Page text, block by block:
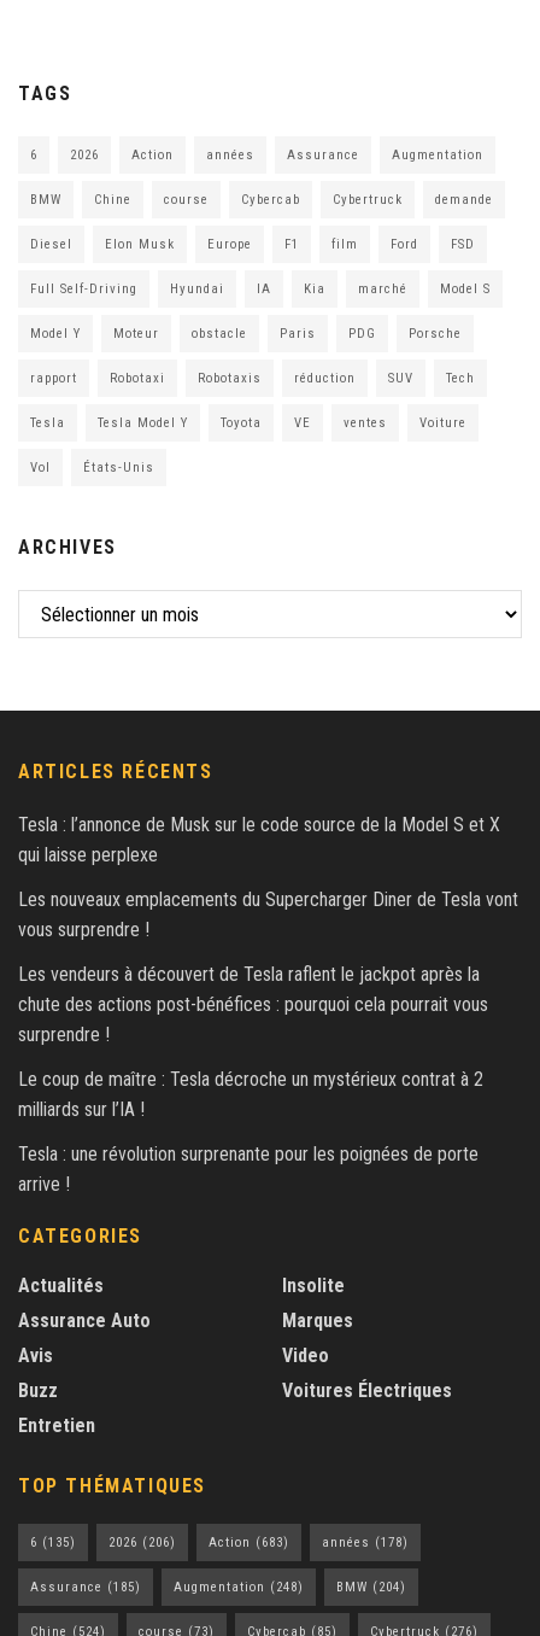
TAGS
6 2026 Action années Assurance Augmentation
BMW Chine course Cybercab Cybertruck demande
Diesel Elon Musk Europe F1 film Ford FSD
Full Self-Driving Hyundai IA Kia marché Model S
Model Y Moteur obstacle Paris PDG Porsche
rapport Robotaxi Robotaxis réduction SUV Tech
Tesla Tesla Model Y Toyota VE ventes Voiture
Vol États-Unis
ARCHIVES
ARTICLES RÉCENTS
Tesla : l’annonce de Musk sur le code source de la Model S et X
qui laisse perplexe
Les nouveaux emplacements du Supercharger Diner de Tesla vont
vous surprendre !
Les vendeurs à découvert de Tesla raflent le jackpot après la
chute des actions post-bénéfices : pourquoi cela pourrait vous
surprendre !
Le coup de maître : Tesla décroche un mystérieux contrat à 2
milliards sur l’IA !
Tesla : une révolution surprenante pour les poignées de porte
arrive !
CATEGORIES
Actualités
Assurance Auto
Avis
Buzz
Entretien
Insolite
Marques
Video
Voitures Électriques
TOP THÉMATIQUES
6 (135) 2026 (206) Action (683) années (178)
Assurance (185) Augmentation (248) BMW (204)
Chine (524) course (73) Cybercab (85) Cybertruck (276)